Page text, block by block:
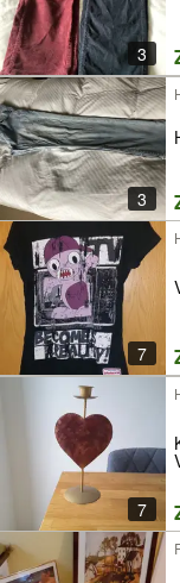
3
3
7
7